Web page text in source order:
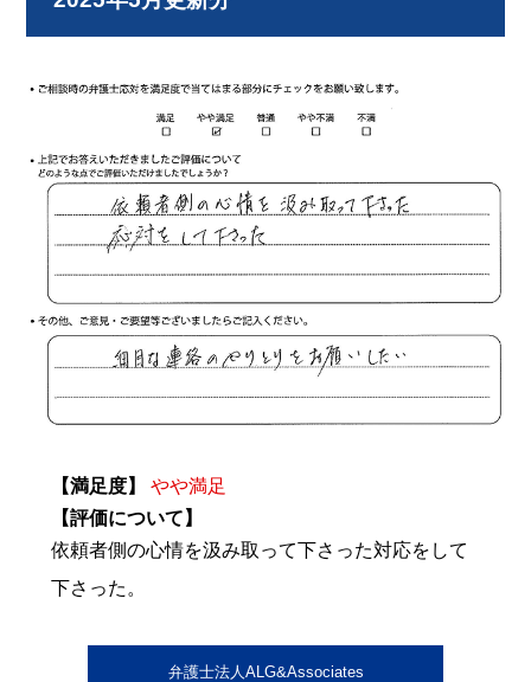
【満足度】
やや満足
【評価について】
依頼者側の心情を汲み取って下さった対応をして
下さった。
弁護士法人ALG&Associates